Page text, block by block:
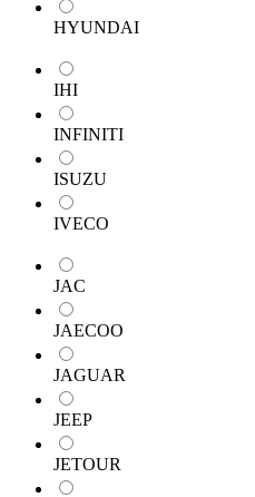
HYUNDAI
IHI
INFINITI
ISUZU
IVECO
JAC
JAECOO
JAGUAR
JEEP
JETOUR